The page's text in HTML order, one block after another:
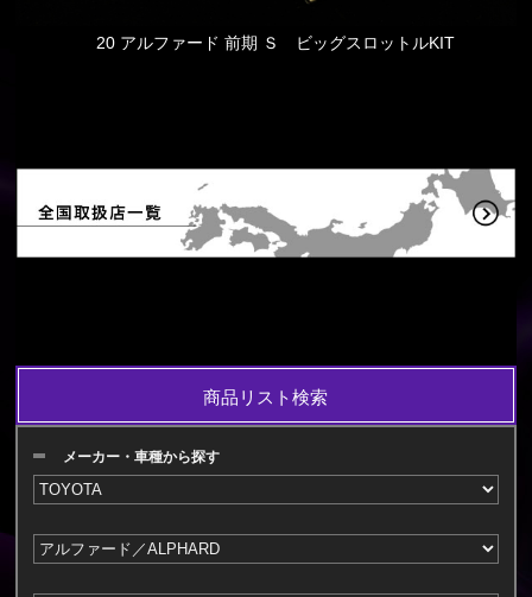
20 アルファード 前期 Ｓ ビッグスロットルKIT
商品リスト検索
メーカー・車種から探す